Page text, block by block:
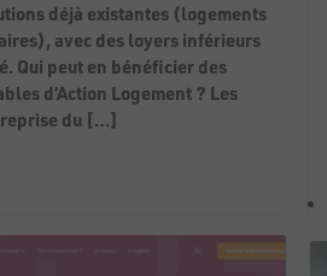
déjà existantes (logements
avec des loyers inférieurs
Qui peut en bénéficier des
d’Action Logement ? Les
du […]